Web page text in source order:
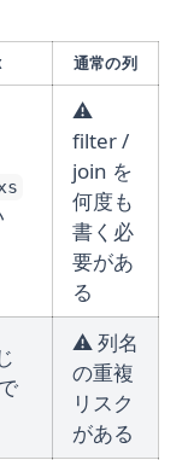
通常の列
⚠️
filter /
join を
何度も
書く必
要があ
る
で
⚠️ 列名
の重複
リスク
がある